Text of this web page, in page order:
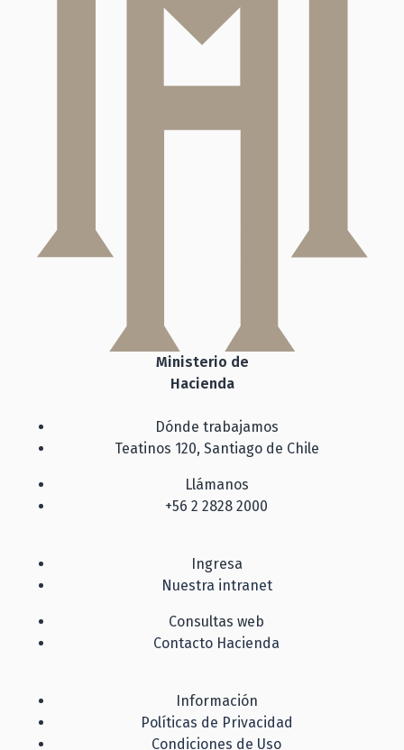
Ministerio de
Hacienda
Dónde trabajamos
Teatinos 120, Santiago de Chile
Llámanos
+56 2 2828 2000
Ingresa
Nuestra intranet
Consultas web
Contacto Hacienda
Información
Políticas de Privacidad
Condiciones de Uso